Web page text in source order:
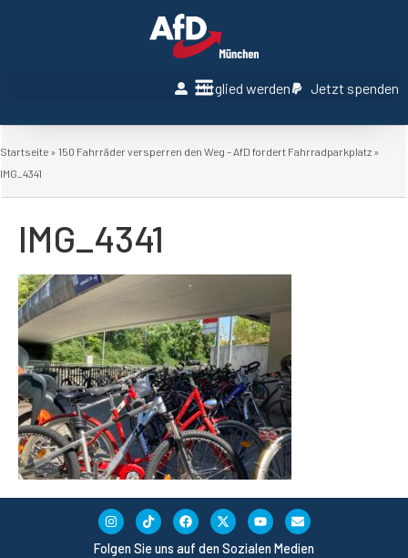
Mitglied werden Jetzt spenden
Startseite » 150 Fahrräder versperren den Weg – AfD fordert Fahrradparkplatz »
IMG_4341
IMG_4341
Folgen Sie uns auf den Sozialen Medien